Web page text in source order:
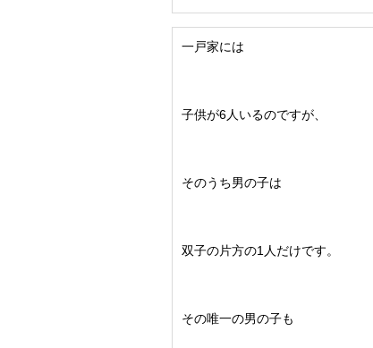
一戸家には
子供が6人いるのですが、
そのうち男の子は
双子の片方の1人だけです。
その唯一の男の子も